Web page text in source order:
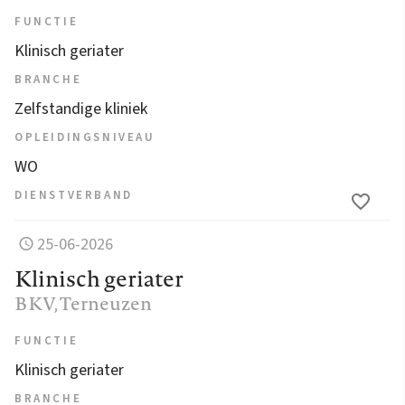
FUNCTIE
Klinisch geriater
BRANCHE
Zelfstandige kliniek
OPLEIDINGSNIVEAU
WO
DIENSTVERBAND
25-06-2026
Klinisch geriater
BKV, Terneuzen
FUNCTIE
Klinisch geriater
BRANCHE